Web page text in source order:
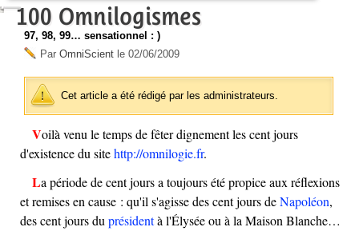
100 Omnilogismes
97, 98, 99… sensationnel : )
Par OmniScient le 02/06/2009
Cet article a été rédigé par les administrateurs.
Voilà venu le temps de fêter dignement les cent jours
d'existence du sitehttp://omnilogie.fr.
La période de cent jours a toujours été propice aux réflexions
et remises en cause : qu'il s'agisse des cent jours deNapoléon,
des cent jours du présidentà l'Élysée ou à la Maison Blanche…